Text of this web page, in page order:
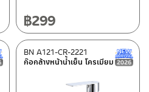
฿299
New Arrival สินค้าใหม่ ปี 2026
ก๊อกล้างหน้าน้ำเย็น โครเมียม
BN A121-CR-2221